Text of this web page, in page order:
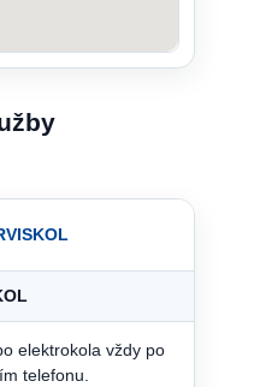
elektrokola vždy po
telefonu.